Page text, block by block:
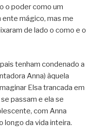
o poder como um
mágico, mas me
de lado o como e o
tenham condenado a
Anna) àquela
Elsa trancada em
passam e ela se
com Anna
longo da vida inteira.